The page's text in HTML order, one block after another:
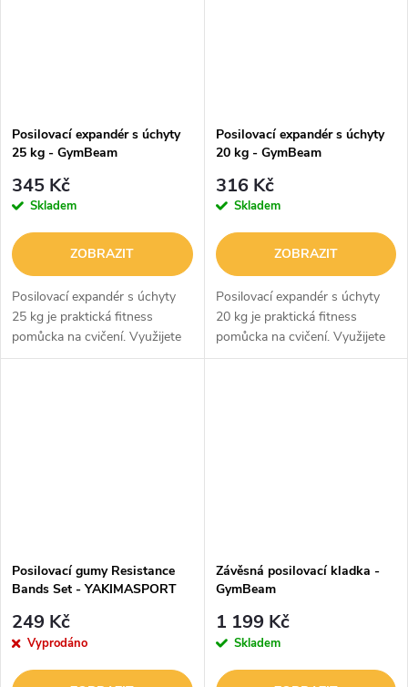
Posilovací expandér s úchyty
25 kg - GymBeam
345 Kč
Skladem
ZOBRAZIT
Posilovací expandér s úchyty
25 kg je praktická fitness
pomůcka na cvičení. Využijete
ho doma, ve fitku, ale klidne i na
Posilovací expandér s úchyty
20 kg - GymBeam
316 Kč
Skladem
ZOBRAZIT
Posilovací expandér s úchyty
20 kg je praktická fitness
pomůcka na cvičení. Využijete
ho doma, ve fitku, ale klidne i na
Posilovací gumy Resistance
Bands Set - YAKIMASPORT
249 Kč
Vyprodáno
Závěsná posilovací kladka -
GymBeam
1 199 Kč
Skladem